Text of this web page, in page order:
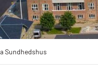
Sundhedshus